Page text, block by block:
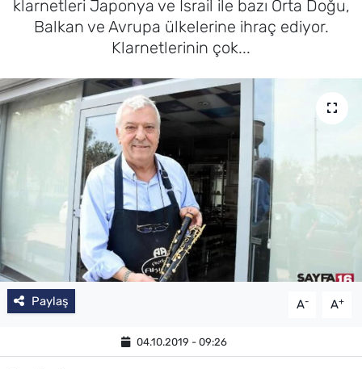
klarnetleri Japonya ve İsrail ile bazı Orta Doğu,
Balkan ve Avrupa ülkelerine ihraç ediyor.
Klarnetlerinin çok...
Paylaş A- A+
04.10.2019 - 09:26